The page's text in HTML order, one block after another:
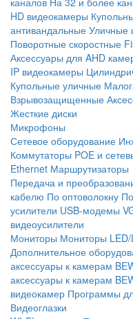
HD видеокамеры
антивандальные Уличные
Поворотные скоростные
Аксессуары для AHD
IP видеокамеры
Купольные уличные
Взрывозащищенные
Жесткие диски
Микрофоны
Сетевое оборудование
Коммутаторы POE и
Ethernet Маршрутизаторы
Передача и
кабелю По оптоволокну
усилители USB-модемы
видеоусилители
Мониторы Мониторы LED/
Дополнительное
аксессуары к камерам
аксессуары к камерам
видеокамер Программы
Видеоглазки